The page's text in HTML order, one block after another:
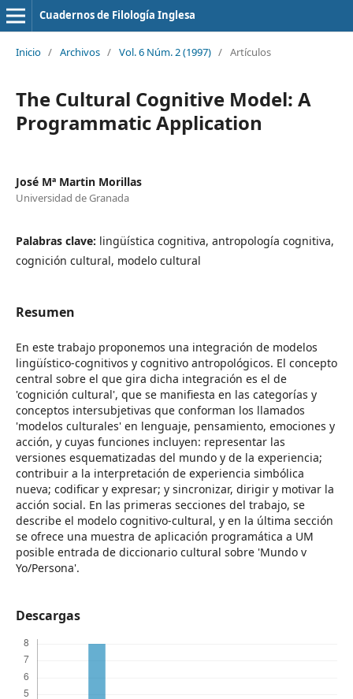
Cuadernos de Filología Inglesa
Inicio / Archivos / Vol. 6 Núm. 2 (1997) / Artículos
The Cultural Cognitive Model: A
Programmatic Application
José Mª Martin Morillas
Universidad de Granada
Palabras clave: lingüística cognitiva, antropología cognitiva,
cognición cultural, modelo cultural
Resumen
En este trabajo proponemos una integración de modelos
lingüístico-cognitivos y cognitivo antropológicos. El concepto
central sobre el que gira dicha integración es el de
'cognición cultural', que se manifiesta en las categorías y
conceptos intersubjetivas que conforman los llamados
'modelos culturales' en lenguaje, pensamiento, emociones y
acción, y cuyas funciones incluyen: representar las
versiones esquematizadas del mundo y de la experiencia;
contribuir a la interpretación de experiencia simbólica
nueva; codificar y expresar; y sincronizar, dirigir y motivar la
acción social. En las primeras secciones del trabajo, se
describe el modelo cognitivo-cultural, y en la última sección
se ofrece una muestra de aplicación programática a UM
posible entrada de diccionario cultural sobre 'Mundo v
Yo/Persona'.
Descargas